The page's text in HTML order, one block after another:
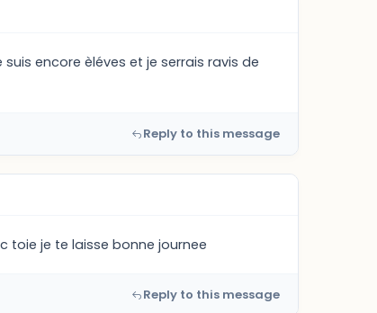
encore èléves et je serrais ravis de
Reply to this message
toie je te laisse bonne journee
Reply to this message